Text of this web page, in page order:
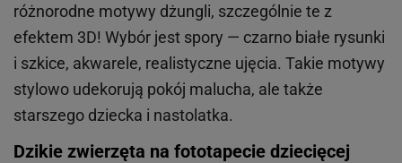
różnorodne motywy dżungli, szczególnie te z
efektem 3D! Wybór jest spory — czarno białe rysunki
i szkice, akwarele, realistyczne ujęcia. Takie motywy
stylowo udekorują pokój malucha, ale także
starszego dziecka i nastolatka.
Dzikie zwierzęta na fototapecie dziecięcej